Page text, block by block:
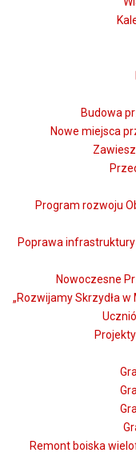
Budowa
Nowe miejsca
Program rozwoju
Poprawa
Nowoczesne
„Rozwijamy Skrzydła
Remont boiska